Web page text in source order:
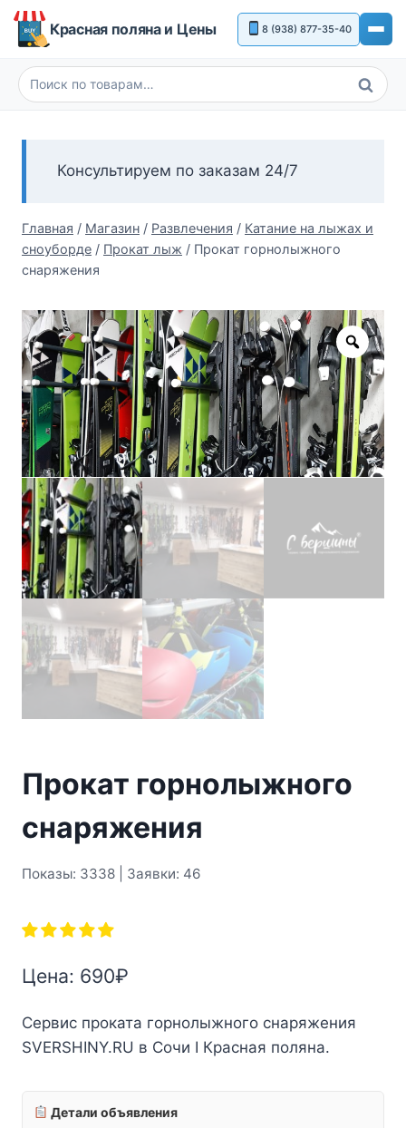
Перейти
Красная поляна и Цены 8 (938) 877-35-40
Искать:
Поиск
Консультируем по заказам 24/7
Главная / Магазин / Развлечения / Катание на лыжах и
сноуборде / Прокат лыж / Прокат горнолыжного
снаряжения
Zoom
Прокат горнолыжного
снаряжения
Показы: 3338 | Заявки: 46
Цена: 690₽
Сервис проката горнолыжного снаряжения
SVERSHINY.RU в Сочи I Красная поляна.
Детали объявления